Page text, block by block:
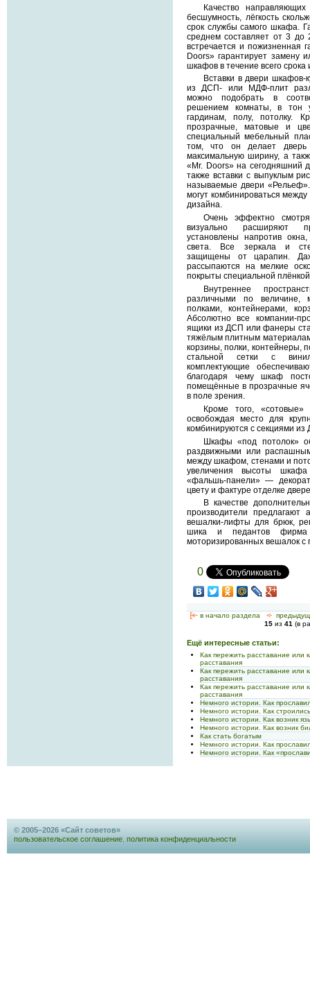
Качество
бесшумность, лёгкость
срок службы самого шкафа.
среднем составляет от 3
встречается и пожизненная
Doors» гарантирует замену
шкафов в течение всего срока
Вставки в двери шкафов-
из ДСП- или МДФ-плит
можно подобрать в
решением комнаты, в тон
гардинам, полу, потолку.
прозрачные, матовые и
специальный мебельный
том, что он делает дверь
максимальную ширину, а
«Mr. Doors» на сегодняшний
также вставки с выпуклым
называемые двери
могут комбинироваться
дизайна.
Очень эффектно
визуально расширяют
установлены напротив
света. Все зеркала и
защищены от царапин.
рассыпаются на мелкие
покрыты специальной
Внутреннее
различными по величине,
полками, контейнерами,
Абсолютно все компании-
ящики из ДСП или фанеры
тяжёлым плитным
корзины, полки, контейнеры,
стальной сетки с
комплектующие
благодаря чему шкаф
помещённые в прозрачные
в поле зрения.
Кроме того, «сотовые»
освобождая место для
комбинируются с секциями из
Шкафы «под потолок»
раздвижными или
между шкафом, стенами и
увеличения высоты
«фальшь-панели» —
цвету и фактуре отделке
В качестве
производители предлагают
вешалки-лифты для брюк,
шика и педантов
моторизированных вешалок с
0
[<— в начало раздела <-
15 из 41 (в
Ещё интересные статьи:
Как пережить расставание или
расставания
Как пережить расставание или
расставания
Как пережить расставание или
расставания
Немного истории. Как
Немного истории. Как
Немного истории. Как возник
Немного истории. Как возник
Как стать богатым
Немного истории. Как
Немного истории. Как
© 2005–2026 «Сайт советов»
пользовательское соглашение, политика конфиденциальности